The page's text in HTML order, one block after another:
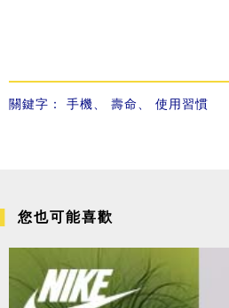
關鍵字： 手機、 壽命、 使用習慣
您也可能喜歡